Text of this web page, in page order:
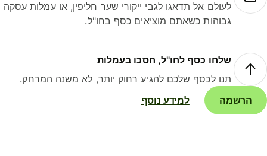
לעולם אל תדאגו לגבי ייקורי שער חליפין, או עמלות עסקה
גבוהות כשאתם מוציאים כסף בחו"ל.
שלחו כסף לחו"ל, חסכו בעמלות
תנו לכסף שלכם להגיע רחוק יותר, לא משנה המרחק.
הרשמה
למידע נוסף